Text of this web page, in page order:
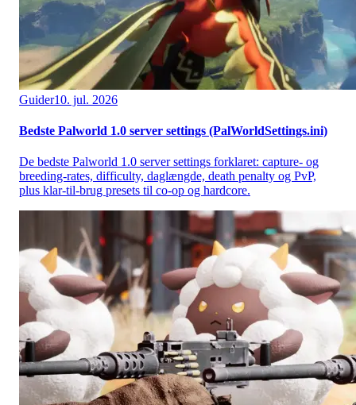
Guider10. jul. 2026
Bedste Palworld 1.0 server settings (PalWorldSettings.ini)
De bedste Palworld 1.0 server settings forklaret: capture- og
breeding-rates, difficulty, daglængde, death penalty og PvP,
plus klar-til-brug presets til co-op og hardcore.